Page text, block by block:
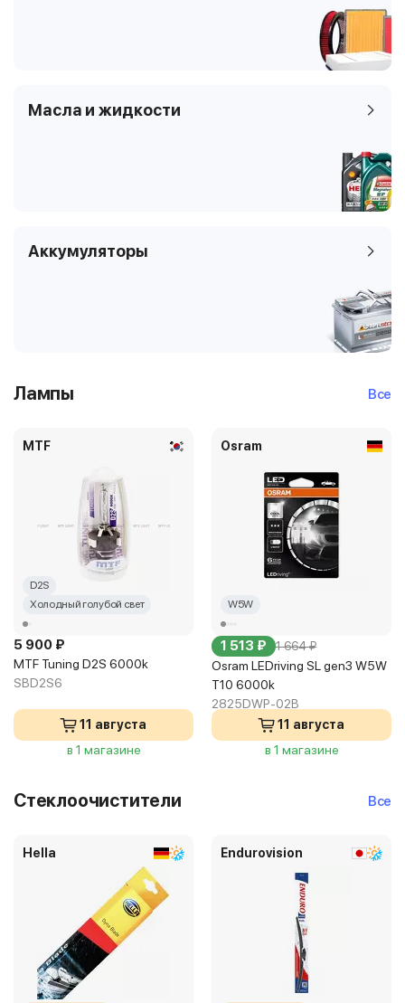
Масла и жидкости
Аккумуляторы
Лампы Все
MTF
D2S
Холодный голубой свет
5 900 ₽
MTF Tuning D2S 6000k
SBD2S6
11 августа
в 1 магазине
Osram
W5W
1 513 ₽ 1 664 ₽
Osram LEDriving SL gen3 W5W
T10 6000k
2825DWP-02B
11 августа
в 1 магазине
Стеклоочистители Все
Hella Endurovision